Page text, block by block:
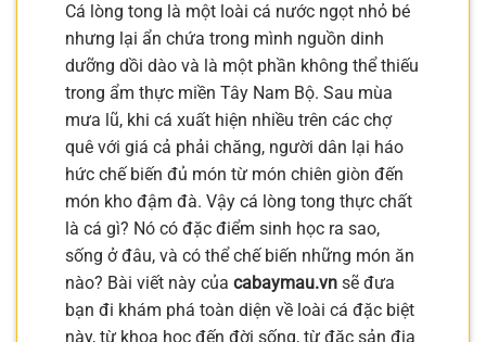
Cá lòng tong là một loài cá nước ngọt nhỏ bé
nhưng lại ẩn chứa trong mình nguồn dinh
dưỡng dồi dào và là một phần không thể thiếu
trong ẩm thực miền Tây Nam Bộ. Sau mùa
mưa lũ, khi cá xuất hiện nhiều trên các chợ
quê với giá cả phải chăng, người dân lại háo
hức chế biến đủ món từ món chiên giòn đến
món kho đậm đà. Vậy cá lòng tong thực chất
là cá gì? Nó có đặc điểm sinh học ra sao,
sống ở đâu, và có thể chế biến những món ăn
nào? Bài viết này của cabaymau.vn sẽ đưa
bạn đi khám phá toàn diện về loài cá đặc biệt
này, từ khoa học đến đời sống, từ đặc sản địa